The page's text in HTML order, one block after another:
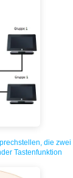
die
Tastenfunktion